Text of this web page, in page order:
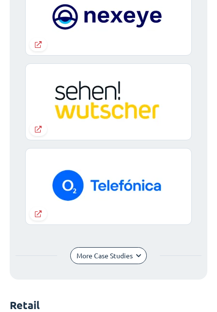
More Case Studies
Retail